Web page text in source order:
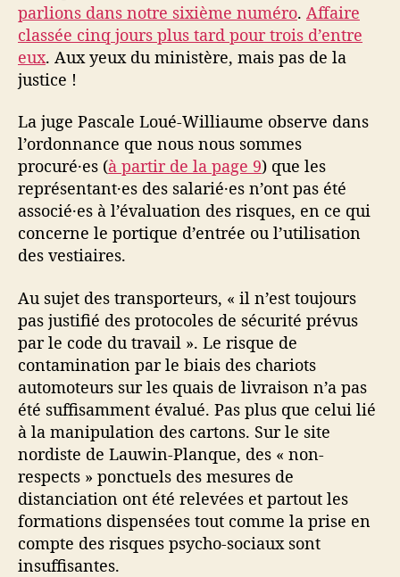
parlions dans notre sixième numéro. Affaire
classée cinq jours plus tard pour trois d’entre
eux. Aux yeux du ministère, mais pas de la
justice !
La juge Pascale Loué-Williaume observe dans
l’ordonnance que nous nous sommes
procuré·es (à partir de la page 9) que les
représentant·es des salarié·es n’ont pas été
associé·es à l’évaluation des risques, en ce qui
concerne le portique d’entrée ou l’utilisation
des vestiaires.
Au sujet des transporteurs, « il n’est toujours
pas justifié des protocoles de sécurité prévus
par le code du travail ». Le risque de
contamination par le biais des chariots
automoteurs sur les quais de livraison n’a pas
été suffisamment évalué. Pas plus que celui lié
à la manipulation des cartons. Sur le site
nordiste de Lauwin-Planque, des « non-
respects » ponctuels des mesures de
distanciation ont été relevées et partout les
formations dispensées tout comme la prise en
compte des risques psycho-sociaux sont
insuffisantes.